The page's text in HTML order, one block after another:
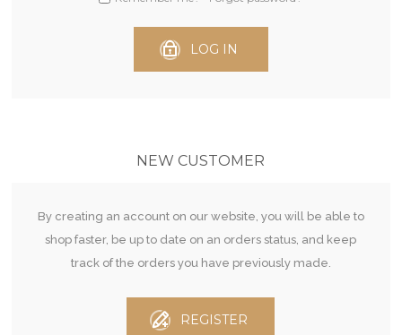
LOG IN
NEW CUSTOMER
By creating an account on our website, you will be able to
shop faster, be up to date on an orders status, and keep
track of the orders you have previously made.
REGISTER